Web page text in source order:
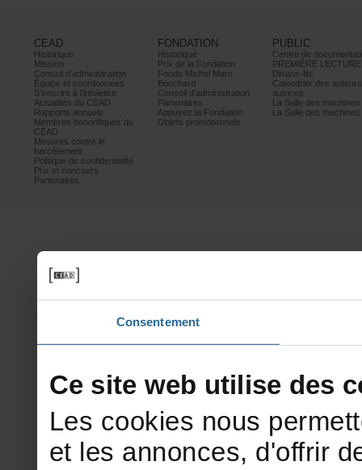
Consentement
CEAD
Historique
Mission
Conseild’administration
Équipeetcoordonnées
S’inscrireàl’infolettre
ActualitésduCEAD
Rapportsannuels
Membreshonorifiquesdu
CEAD
Mesurescontrele
harcèlement
Politiquedeconfidentialité
Prixetconcours
Partenaires
FONDATION
Historique
PrixdelaFondation
FondsMichelMarc
Bouchard
Conseild’administration
Partenaires
AppuyezlaFondation
Objetspromotionnels
PUBLIC
PREMIÈRELECTURE
Divans-lits
autrices